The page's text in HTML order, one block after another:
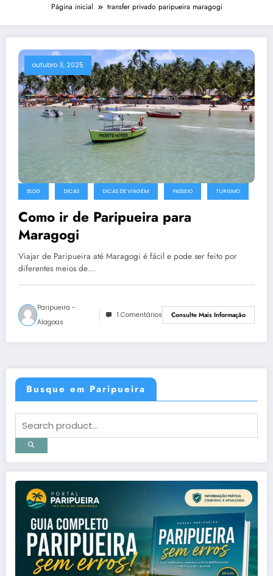
Página inicial transfer privado paripueira maragogi
outubro 3, 2025
BLOG DICAS DICAS DE VIAGEM PASSEIO TURISMO
Como ir de Paripueira para
Maragogi
Viajar de Paripueira até Maragogi é fácil e pode ser feito por
diferentes meios de…
Paripueira -
Alagoas
1 Comentários Consulte Mais Informação
Busque em Paripueira